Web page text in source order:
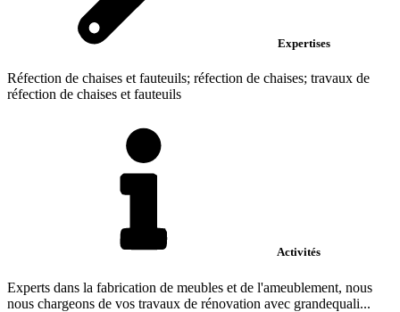
Expertises
Réfection de chaises et fauteuils; réfection de chaises; travaux de
réfection de chaises et fauteuils
Activités
Experts dans la fabrication de meubles et de l'ameublement, nous
nous chargeons de vos travaux de rénovation avec grandequali...